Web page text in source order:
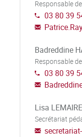
Responsable
03 80 39
Badreddine
Responsable
03 80 39
Lisa LEMAIRE
Secrétariat